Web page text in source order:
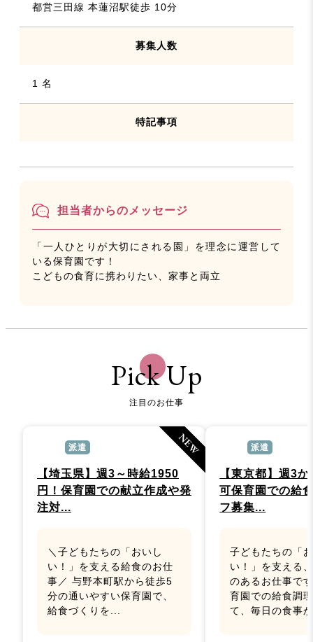
都営三田線 本蓮沼駅徒歩 10分
募集人数
1 名
特記事項
担当者からのメッセージ
「一人ひとりが大切にされる園」を理念に運営して
いる保育園です！
こどもの食育に携わりたい、家事と両立
Pick Up
注目のお仕事
NEW
派遣
【埼玉県】週3～時給1950
円！保育園での献立作成や発
注対...
＼子どもたちの「おいし
い！」を支える給食のお仕
事／ 与野本町駅から徒歩5
分の通いやすい保育園で、
給食づくりを...
派遣
【東京都】週3
可保育園での給
フ募集...
子どもたちの「
い！」を支える
のあるお仕事で
育園での給食調
て、毎日の食事